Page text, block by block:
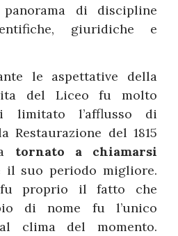
di discipline
giuridiche e
le aspettative della
del Liceo fu molto
limitato l’afflusso di
Restaurazione del 1815
tornato a chiamarsi
il suo periodo migliore.
proprio il fatto che
di nome fu l’unico
clima del momento.